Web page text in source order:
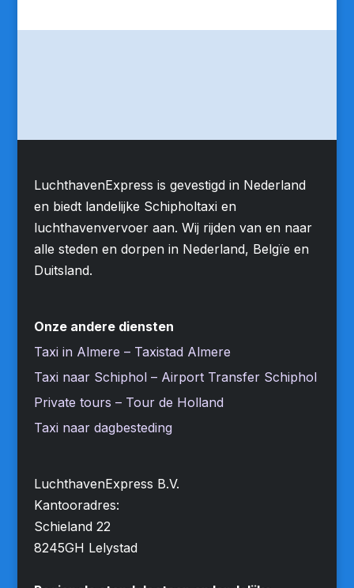
LuchthavenExpress is gevestigd in Nederland
en biedt landelijke Schipholtaxi en
luchthavenvervoer aan. Wij rijden van en naar
alle steden en dorpen in Nederland, Belgïe en
Duitsland.
Onze andere diensten
Taxi in Almere – Taxistad Almere
Taxi naar Schiphol – Airport Transfer Schiphol
Private tours – Tour de Holland
Taxi naar dagbesteding
LuchthavenExpress B.V.
Kantooradres:
Schieland 22
8245GH Lelystad